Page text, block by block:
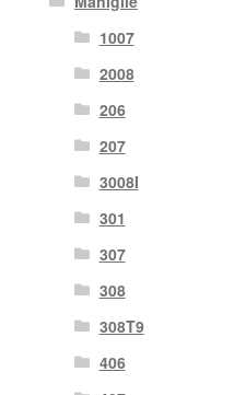
1007
2008
206
207
3008I
301
307
308
308T9
406